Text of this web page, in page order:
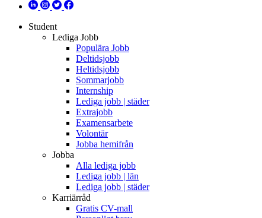
Student
Lediga Jobb
Populära Jobb
Deltidsjobb
Heltidsjobb
Sommarjobb
Internship
Lediga jobb | städer
Extrajobb
Examensarbete
Volontär
Jobba hemifrån
Jobba
Alla lediga jobb
Lediga jobb | län
Lediga jobb | städer
Karriärråd
Gratis CV-mall